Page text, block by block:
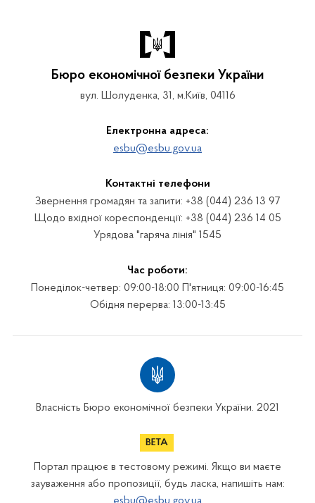
Бюро економічної безпеки України
вул. Шолуденка, 31, м.Київ, 04116
Електронна адреса:
esbu@esbu.gov.ua
Контактні телефони
Звернення громадян та запити: +38 (044) 236 13 97
Щодо вхідної кореспонденції: +38 (044) 236 14 05
Урядова "гаряча лінія" 1545
Час роботи:
Понеділок-четвер: 09:00-18:00 П'ятниця: 09:00-16:45
Обідня перерва: 13:00-13:45
Власність Бюро економічної безпеки України. 2021
Портал працює в тестовому режимі. Якщо ви маєте
зауваження або пропозиції, будь ласка, напишіть нам: